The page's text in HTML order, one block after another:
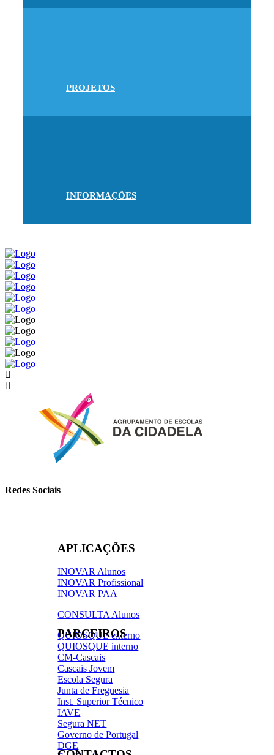
PROJETOS
INFORMAÇÕES
Redes Sociais
APLICAÇÕES
INOVAR Alunos
INOVAR Profissional
INOVAR PAA
CONSULTA Alunos
QUIOSQUE externo
QUIOSQUE interno
PARCEIROS
CM-Cascais
Cascais Jovem
Escola Segura
Junta de Freguesia
Inst. Superior Técnico
IAVE
Segura NET
Governo de Portugal
DGE